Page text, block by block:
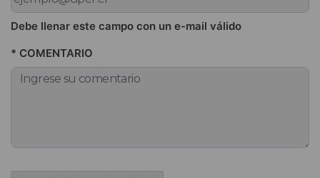
Debe llenar este campo con un e-mail válido
* COMENTARIO